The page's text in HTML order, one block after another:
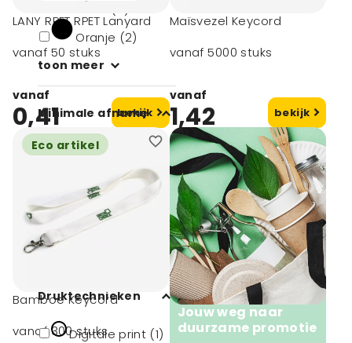
Oranje (2)
toon meer
Minimale afname
10 (1)
100 (3)
300 (1)
5000 (1)
Druktechnieken
Digitale print (1)
LANY RPET RPET Lanyard
vanaf 50 stuks
vanaf
0,41 bekijk
Maïsvezel Keycord
vanaf 5000 stuks
vanaf
1,42 bekijk
Eco artikel
Bamboe Keycord
vanaf 300 stuks
Jouw weg naar
duurzame promotie